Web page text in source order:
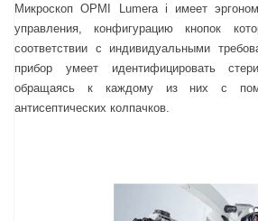
Микроскоп OPMI Lumera i имеет
управления, конфигурацию кнопок
соответствии с индивидуальными
прибор умеет идентифицировать
обращаясь к каждому из них с
антисептических колпачков.